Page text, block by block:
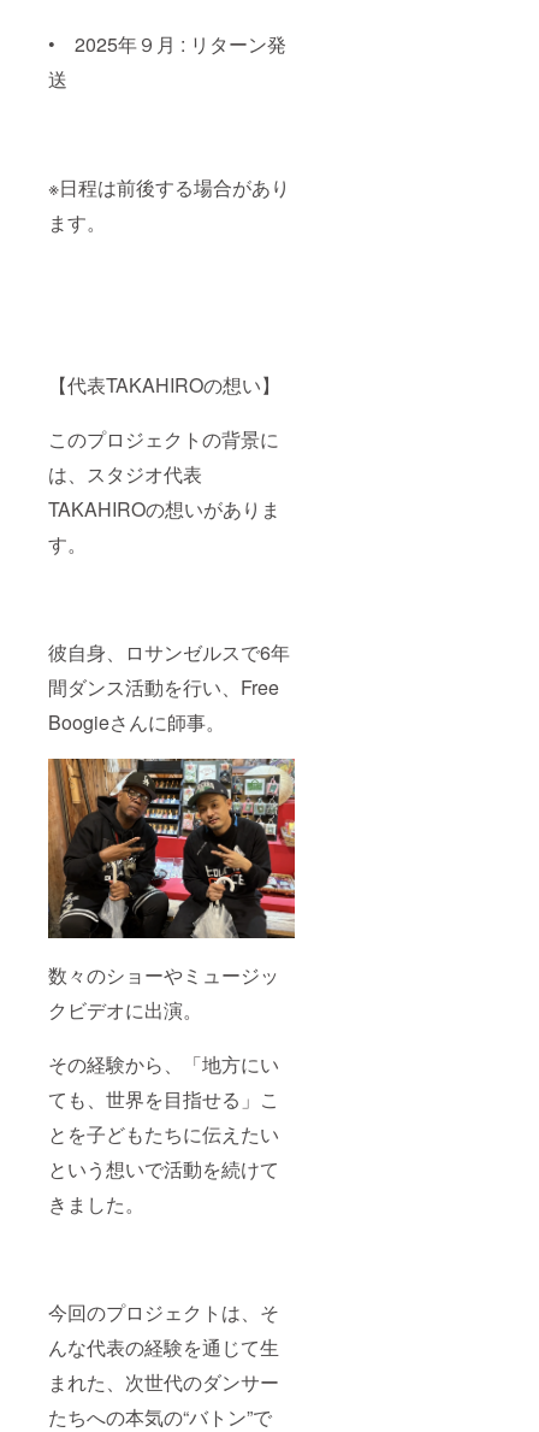
• 2025年９月 : リターン発
送
※日程は前後する場合があり
ます。
【代表TAKAHIROの想い】
このプロジェクトの背景に
は、スタジオ代表
TAKAHIROの想いがありま
す。
彼自身、ロサンゼルスで6年
間ダンス活動を行い、Free
Boogieさんに師事。
数々のショーやミュージッ
クビデオに出演。
その経験から、「地方にい
ても、世界を目指せる」こ
とを子どもたちに伝えたい
という想いで活動を続けて
きました。
今回のプロジェクトは、そ
んな代表の経験を通じて生
まれた、次世代のダンサー
たちへの本気の“バトン”で